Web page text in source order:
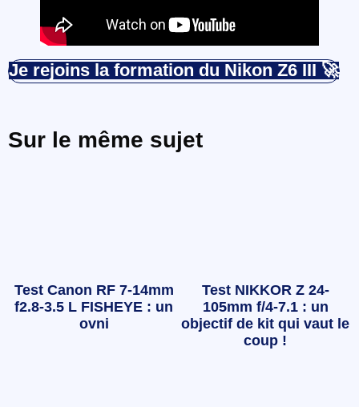
Je rejoins la formation du Nikon Z6 III 🚀
Sur le même sujet
Test Canon RF 7-14mm
f2.8-3.5 L FISHEYE : un
ovni
Test NIKKOR Z 24-
105mm f/4-7.1 : un
objectif de kit qui vaut le
coup !